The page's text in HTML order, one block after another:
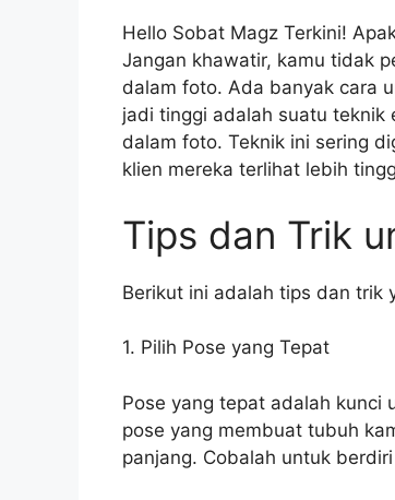
Hello Sobat Magz Terkini!
Jangan khawatir, kamu tidak
dalam foto. Ada banyak cara
jadi tinggi adalah suatu
dalam foto. Teknik ini sering
klien mereka terlihat lebih
Tips dan Trik
Berikut ini adalah tips dan trik
1. Pilih Pose yang Tepat
Pose yang tepat adalah kunci
pose yang membuat tubuh
panjang. Cobalah untuk